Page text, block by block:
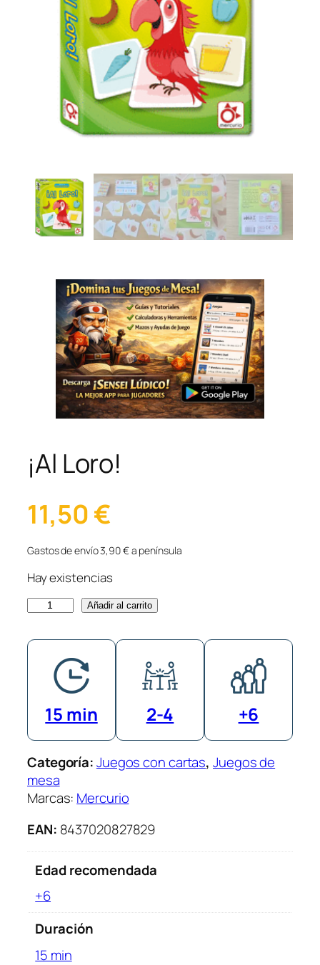
¡Al Loro!
11,50€
Gastos de envío 3,90 € a península
Hay existencias
l
!
a
n
t
i
d
a
Añadir al carrito
15 min 2-4 +6
Categoría:Juegos con cartas, Juegos de
mesa
Marcas: Mercurio
EAN: 8437020827829
Edad recomendada
+6
Duración
15 min